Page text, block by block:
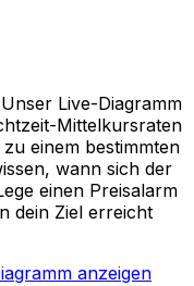
Live-Diagramm
Mittelkursraten
einem bestimmten
wann sich der
einen Preisalarm
dein Ziel erreicht
anzeigen